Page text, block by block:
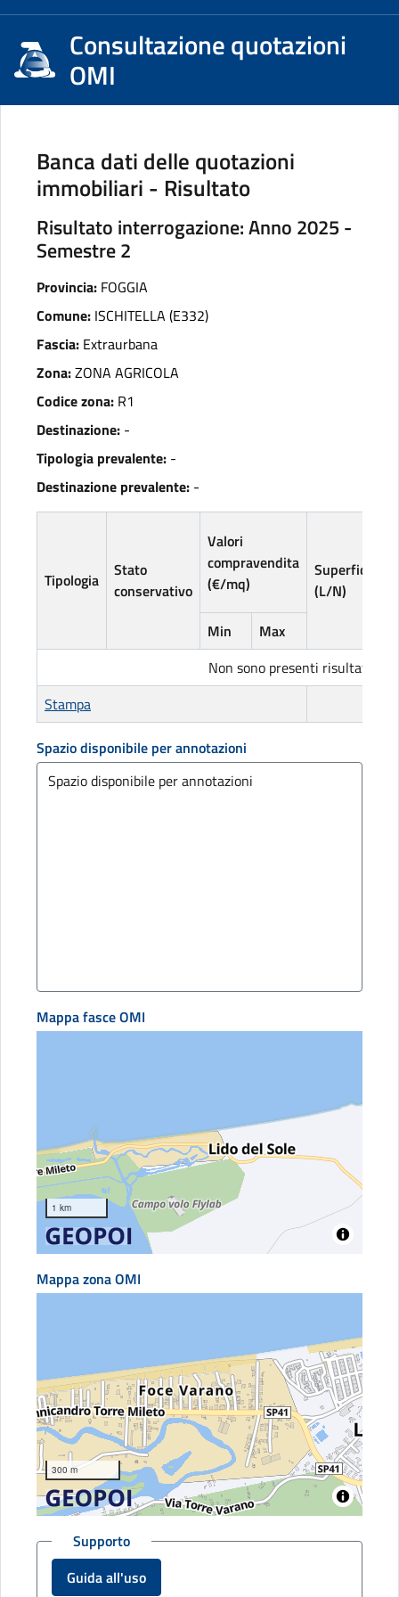
Consultazione quotazioni
OMI
Banca dati delle quotazioni
immobiliari - Risultato
Risultato interrogazione: Anno 2025 -
Semestre 2
Provincia: FOGGIA
Comune: ISCHITELLA (E332)
Fascia: Extraurbana
Zona:ZONA AGRICOLA
Codice zona: R1
Destinazione: -
Tipologia prevalente: -
Destinazione prevalente: -
Tipologia
Stato
conservativo
Valori
compravendita
(€/mq)
Superficie
(L/N)
Min
Max
Non sono presenti risultati
Stampa
Spazio disponibile per annotazioni
Mappa fasce OMI
1 km
Mappa zona OMI
300 m
Supporto
Guida all'uso